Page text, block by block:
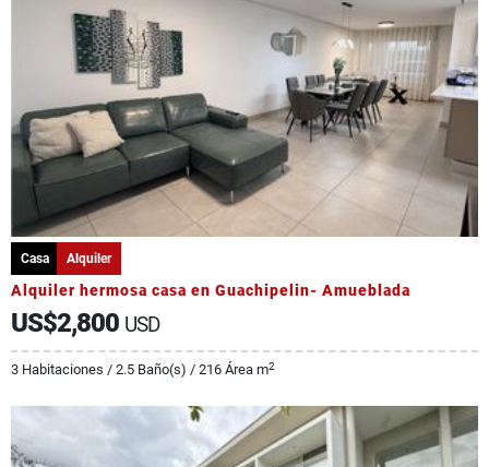
Casa Alquiler
Alquiler hermosa casa en Guachipelin- Amueblada
US$2,800 USD
3 Habitaciones / 2.5 Baño(s) / 216 Área m2